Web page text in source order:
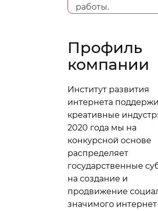
работы.
Профиль
компании
Институт развития
интернета
креативные
2020 года мы на
конкурсной основе
распределяет
государственные
на создание и
продвижение
значимого